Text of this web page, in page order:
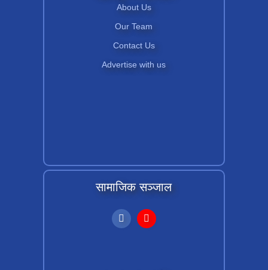
About Us
Our Team
Contact Us
Advertise with us
सामाजिक सञ्जाल